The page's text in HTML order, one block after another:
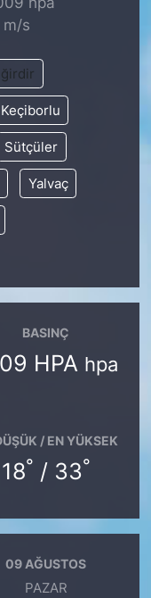
m/s
Keçiborlu
Sütçüler
Yalvaç
BASINÇ
HPA hpa
/ EN YÜKSEK
18° / 33°
09 AĞUSTOS
PAZAR